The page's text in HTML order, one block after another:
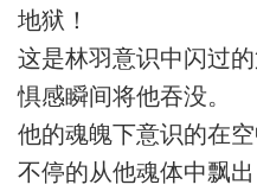
地狱！
这是林羽意识中闪过
惧感瞬间将他吞没。
他的魂魄下意识的在
不停的从他魂体中飘